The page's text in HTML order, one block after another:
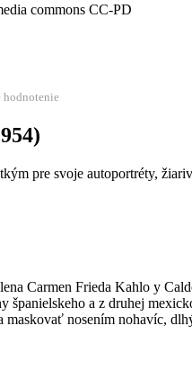
commons CC-PD
hodnotenie
pre svoje autoportréty,
Carmen Frieda Kahlo y
španielskeho a z druhej
maskovať nosením nohavíc,